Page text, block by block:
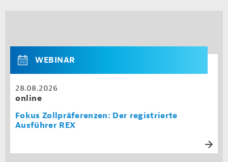
WEBINAR
28.08.2026
online
Fokus Zollpräferenzen: Der registrierte
Ausführer REX